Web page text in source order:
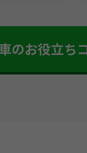
のお役立ち